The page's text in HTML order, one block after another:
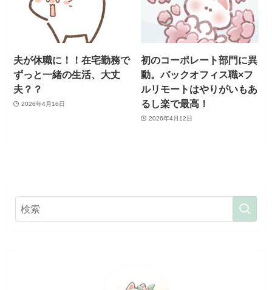
夫が休職に！！在宅勤務で
ずっと一緒の生活、大丈
夫？？
2026年4月16日
初のコーポレート部門に異
動。バックオフィス職×フ
ルリモートはやりがいもあ
るし楽で最高！
2026年4月12日